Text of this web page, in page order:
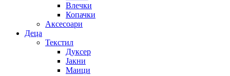
Влечки
Копачки
Аксесоари
Деца
Текстил
Дуксер
Јакни
Маици